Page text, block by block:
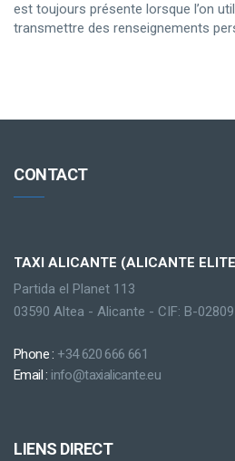
est toujours présente lorsque l’on
transmettre des renseignements
CONTACT
TAXI ALICANTE (ALICANTE
Partida el Planet 113
03590 Altea - Alicante - CIF: B-
Phone : +34 620 666 661
Email : info@taxialicante.eu
LIENS DIRECT